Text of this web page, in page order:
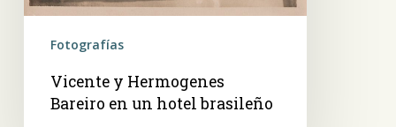
brasileño
Fotografías
Vicente y Hermogenes
Bareiro en un hotel brasileño